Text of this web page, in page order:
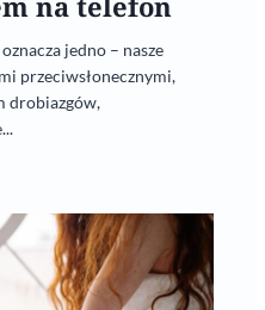
jedno – nasze
przeciwsłonecznymi,
drobiazgów,